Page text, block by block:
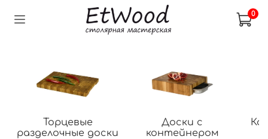
0
Торцевые
разделочные доски
Доски с
контейнером